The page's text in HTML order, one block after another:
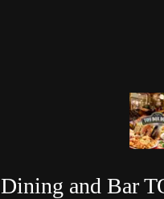
Dining and Bar